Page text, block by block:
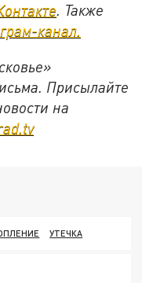
. Также
канал.
Присылайте
на
УТЕЧКА